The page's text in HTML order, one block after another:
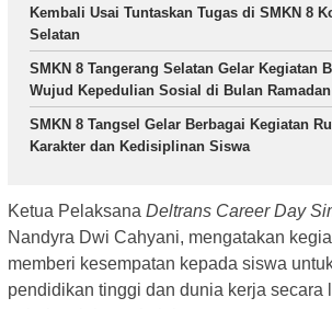
Kembali Usai Tuntaskan Tugas di SMKN 8
Selatan
SMKN 8 Tangerang Selatan Gelar Kegiatan
Wujud Kepedulian Sosial di Bulan Ramadan
SMKN 8 Tangsel Gelar Berbagai Kegiatan
Karakter dan Kedisiplinan Siswa
Ketua Pelaksana Deltrans Career Day
Nandyra Dwi Cahyani, mengatakan
memberi kesempatan kepada siswa
pendidikan tinggi dan dunia kerja secara